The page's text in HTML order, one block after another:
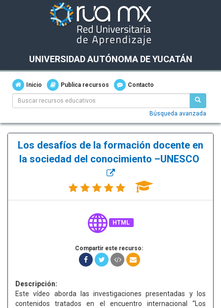
UNIVERSIDAD AUTÓNOMA DE YUCATÁN
Inicio Publica recursos Contacto
Búsqueda avanzada
Los desafíos de la formación docente en
la sociedad del conocimiento –UNESCO
HTML
Compartir este recurso:
Descripción:
Este vídeo aborda las investigaciones presentadas y los
contenidos tratados en el encuentro internacional “Los